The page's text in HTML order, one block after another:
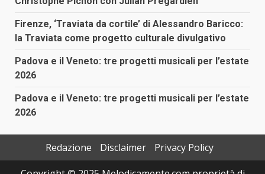
Firenze, ‘Traviata da cortile’ di Alessandro Baricco:
la Traviata come progetto culturale divulgativo
Padova e il Veneto: tre progetti musicali per l’estate
2026
Padova e il Veneto: tre progetti musicali per l’estate
2026
Redazione Disclaimer
Privacy Policy